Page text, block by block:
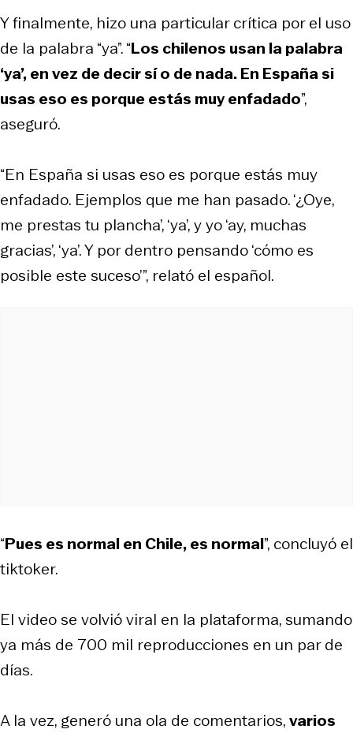
Y finalmente, hizo una particular crítica por el uso
de la palabra “ya”. “Los chilenos usan la palabra
‘ya’, en vez de decir sí o de nada. En España si
usas eso es porque estás muy enfadado”,
aseguró.
“En España si usas eso es porque estás muy
enfadado. Ejemplos que me han pasado. ‘¿Oye,
me prestas tu plancha’, ‘ya’, y yo ‘ay, muchas
gracias’, ‘ya’. Y por dentro pensando ‘cómo es
posible este suceso’”, relató el español.
“Pues es normal en Chile, es normal”, concluyó el
tiktoker.
El video se volvió viral en la plataforma, sumando
ya más de 700 mil reproducciones en un par de
días.
A la vez, generó una ola de comentarios,varios